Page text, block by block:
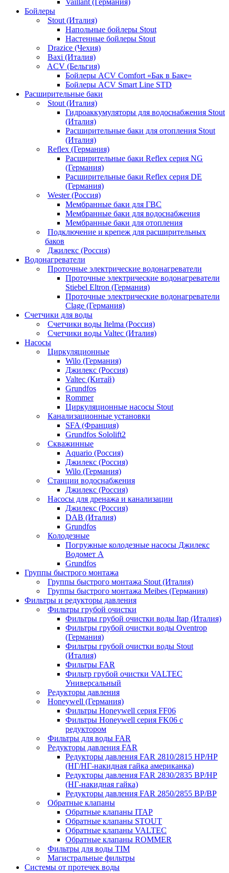
Vaillant (Германия)
Бойлеры
Stout (Италия)
Напольные бойлеры Stout
Настенные бойлеры Stout
Drazice (Чехия)
Baxi (Италия)
ACV (Бельгия)
Бойлеры ACV Comfort «Бак в Баке»
Бойлеры ACV Smart Line STD
Расширительные баки
Stout (Италия)
Гидроаккумуляторы для водоснабжения Stout
(Италия)
Расширительные баки для отопления Stout
(Италия)
Reflex (Германия)
Расширительные баки Reflex серия NG
(Германия)
Расширительные баки Reflex серия DE
(Германия)
Wester (Россия)
Мембранные баки для ГВС
Мембранные баки для водоснабжения
Мембранные баки для отопления
Подключение и крепеж для расширительных
баков
Джилекс (Россия)
Водонагреватели
Проточные электрические водонагреватели
Проточные электрические водонагреватели
Stiebel Eltron (Германия)
Проточные электрические водонагреватели
Clage (Германия)
Счетчики для воды
Счетчики воды Itelma (Россия)
Счетчики воды Valtec (Италия)
Насосы
Циркуляционные
Wilo (Германия)
Джилекс (Россия)
Valtec (Китай)
Grundfos
Rommer
Циркуляционные насосы Stout
Канализационные установки
SFA (Франция)
Grundfos Sololift2
Скважинные
Aquario (Россия)
Джилекс (Россия)
Wilo (Германия)
Станции водоснабжения
Джилекс (Россия)
Насосы для дренажа и канализации
Джилекс (Россия)
DAB (Италия)
Grundfos
Колодезные
Погружные колодезные насосы Джилекс
Водомет А
Grundfos
Группы быстрого монтажа
Группы быстрого монтажа Stout (Италия)
Группы быстрого монтажа Meibes (Германия)
Фильтры и редукторы давления
Фильтры грубой очистки
Фильтры грубой очистки воды Itap (Италия)
Фильтры грубой очистки воды Oventrop
(Германия)
Фильтры грубой очистки воды Stout
(Италия)
Фильтры FAR
Фильтр грубой очистки VALTEC
Универсальный
Редукторы давления
Honeywell (Германия)
Фильтры Honeywell серия FF06
Фильтры Honeywell серия FK06 с
редуктором
Фильтры для воды FAR
Редукторы давления FAR
Редукторы давления FAR 2810/2815 НР/НР
(НГ/НГ-накидная гайка американка)
Редукторы давления FAR 2830/2835 ВР/НР
(НГ-накидная гайка)
Редукторы давления FAR 2850/2855 ВР/ВР
Обратные клапаны
Обратные клапаны ITAP
Обратные клапаны STOUT
Обратные клапаны VALTEC
Обратные клапаны ROMMER
Фильтры для воды TIM
Магистральные фильтры
Системы от протечек воды